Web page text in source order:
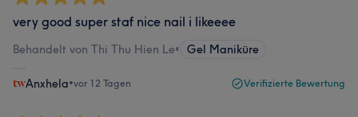
very good super staf nice nail i likeeee
Behandelt von Thi Thu Hien Le• Gel Maniküre
Anxhela•vor 12 Tagen Verifizierte Bewertung